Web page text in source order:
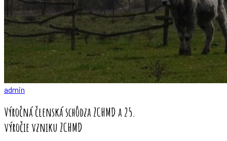
admin
Výročná členská schôdza ZCHMD a 25.
výročie vzniku ZCHMD